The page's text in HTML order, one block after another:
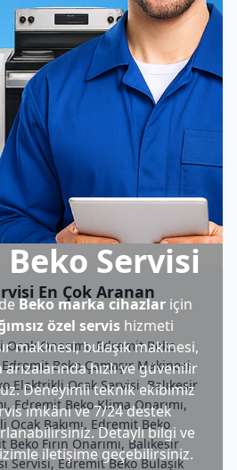
Servisi
Beko marka cihazlariçin
özel servis hizmeti
makinesi, bulaşık makinesi,
hızlı ve güvenilir
Deneyimli teknik ekibimiz
imkânı ve 7/24 destek
Detaylı bilgi ve
iletişime geçebilirsiniz.
En Çok Aranan
Onarımı, Edremit Beko
Beko Çamaşır Makinesi
Elektrikli Ocak Servisi, Balıkesir
Edremit Beko Klima Onarımı,
Ocak Bakımı, Edremit Beko
Fırın Onarımı, Balıkesir
Servisi, Edremit Beko Bulaşık